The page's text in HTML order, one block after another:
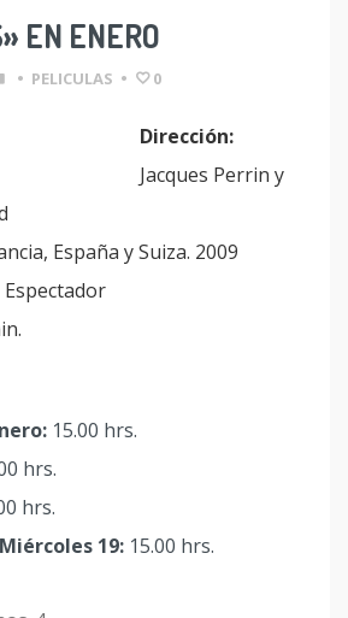
EN ENERO
• PELICULAS • 0
Dirección:
Jacques Perrin y
España y Suiza. 2009
15.00 hrs.
hrs.
hrs.
19: 15.00 hrs.